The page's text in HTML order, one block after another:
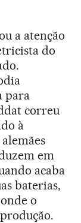
a atenção
do
para
correu
à
em
acaba
baterias,
o